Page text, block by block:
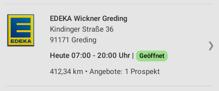
❯
EDEKA Wickner Greding
Kindinger Straße 36
91171 Greding
Heute 07:00 - 20:00 Uhr |
Geöffnet
412,34 km • Angebote: 1 Prospekt